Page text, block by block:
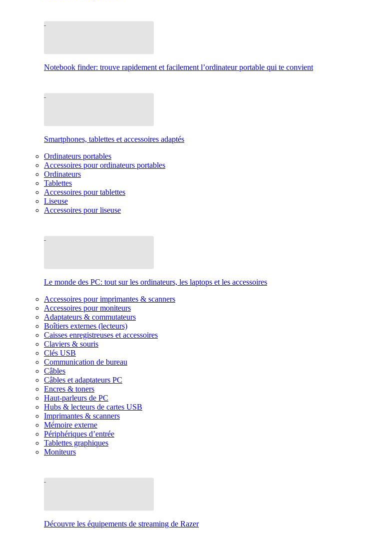
Notebook finder: trouve rapidement et facilement l’ordinateur portable qui te convient
Smartphones, tablettes et accessoires adaptés
Ordinateurs portables
Accessoires pour ordinateurs portables
Ordinateurs
Tablettes
Accessoires pour tablettes
Liseuse
Accessoires pour liseuse
Le monde des PC: tout sur les ordinateurs, les laptops et les accessoires
Accessoires pour imprimantes & scanners
Accessoires pour moniteurs
Adaptateurs & commutateurs
Boîtiers externes (lecteurs)
Caisses enregistreuses et accessoires
Claviers & souris
Clés USB
Communication de bureau
Câbles
Câbles et adaptateurs PC
Encres & toners
Haut-parleurs de PC
Hubs & lecteurs de cartes USB
Imprimantes & scanners
Mémoire externe
Périphériques d’entrée
Tablettes graphiques
Moniteurs
Découvre les équipements de streaming de Razer